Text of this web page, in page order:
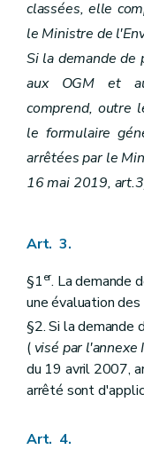
classées, elle
le Ministre de
Si la demande
aux OGM et
comprend, outre
le formulaire
arrêtées par le
16 mai 2019,
Art. 3.
§1er. La demande
une évaluation des
§2. Si la demande
( visé par l'annexe I
du 19 avril 2007,
arrêté sont
Art. 4.